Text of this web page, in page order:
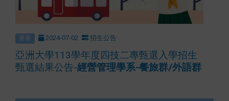
重要 2024-07-02 招生公告
亞洲大學113學年度四技二專甄選入學招生
甄選結果公告-經營管理學系-餐旅群/外語群